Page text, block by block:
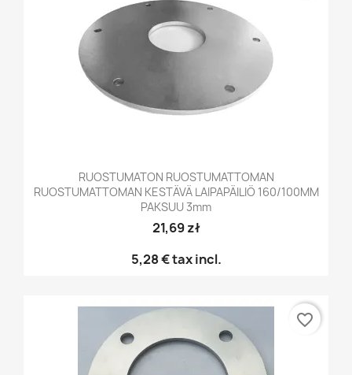
RUOSTUMATON RUOSTUMATTOMAN
RUOSTUMATTOMAN KESTÄVÄ LAIPAPÄILIÖ 160/100MM
PAKSUU 3mm
21,69 zł
5,28 €tax incl.
favorite_border